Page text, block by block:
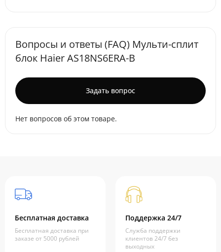
Вопросы и ответы (FAQ) Мульти-сплит
блок Haier AS18NS6ERA-B
Задать вопрос
Нет вопросов об этом товаре.
Бесплатная доставка
Бесплатная доставка при
заказе от 5000 рублей
Поддержка 24/7
Служба поддержки
клиентов 24/7 без
выходных